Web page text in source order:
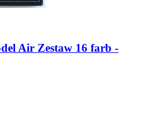
Air Zestaw 16 farb -